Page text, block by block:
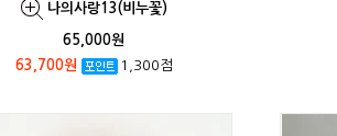
나의사랑13(비누꽃)
65,000원
63,700원
1,300점